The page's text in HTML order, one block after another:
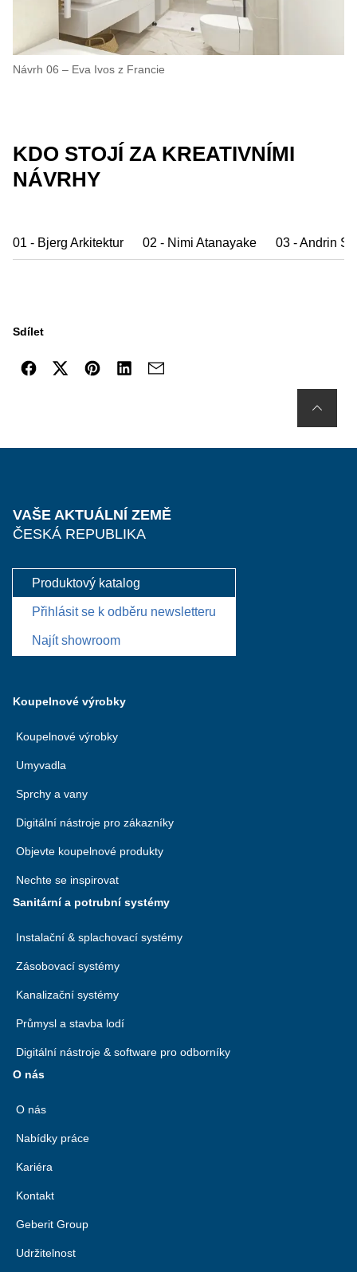
Návrh 06 – Eva Ivos z Francie
KDO STOJÍ ZA KREATIVNÍMI
NÁVRHY
01 - Bjerg Arkitektur 02 - Nimi Atanayake 03 - Andrin
Sdílet
VAŠE AKTUÁLNÍ ZEMĚ
ČESKÁ REPUBLIKA
Produktový katalog
Přihlásit se k odběru newsletteru
Najít showroom
Koupelnové výrobky
Koupelnové výrobky
Umyvadla
Sprchy a vany
Digitální nástroje pro zákazníky
Objevte koupelnové produkty
Nechte se inspirovat
Sanitární a potrubní systémy
Instalační & splachovací systémy
Zásobovací systémy
Kanalizační systémy
Průmysl a stavba lodí
Digitální nástroje & software pro odborníky
O nás
O nás
Nabídky práce
Kariéra
Kontakt
Geberit Group
Udržitelnost